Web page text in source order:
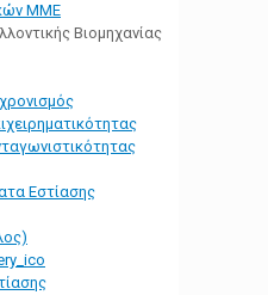
ΜΜΕ
Βιομηχανίας
Εστίασης